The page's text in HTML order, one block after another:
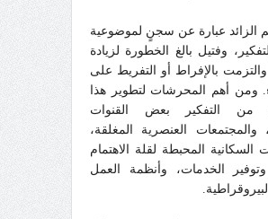
الزائد عبارة عن سجنٍ لموضوعية
وفتيل بالغ الخطورة لزيادة
بالإفراط أو التفريط على
ومن أهم المحرشات لتطوير هذا
من التفكير بعض القنوات
والمجتمعات العنصرية المغلقة،
السكانية المحبطة لقلة الاهتمام
وتوفير الخدمات، وأنظمة العمل